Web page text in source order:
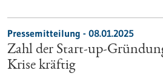
Pressemitteilung - 08.01.2025
Zahl der Start-up-
Krise kräftig